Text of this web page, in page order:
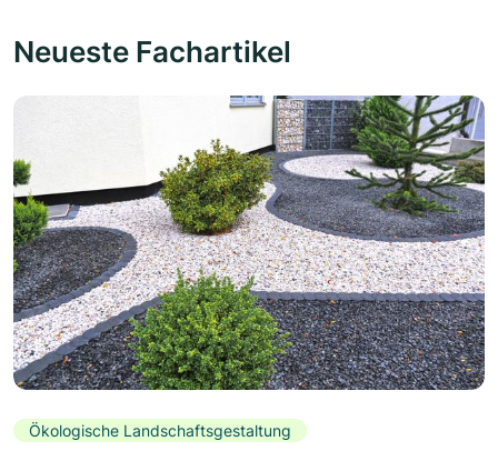
Neueste Fachartikel
Ökologische Landschaftsgestaltung